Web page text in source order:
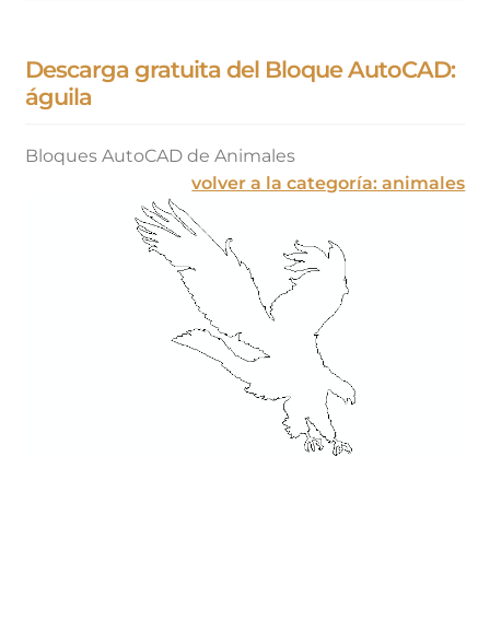
Descarga gratuita del Bloque AutoCAD:
águila
Bloques AutoCAD de Animales
volver a la categoría: animales